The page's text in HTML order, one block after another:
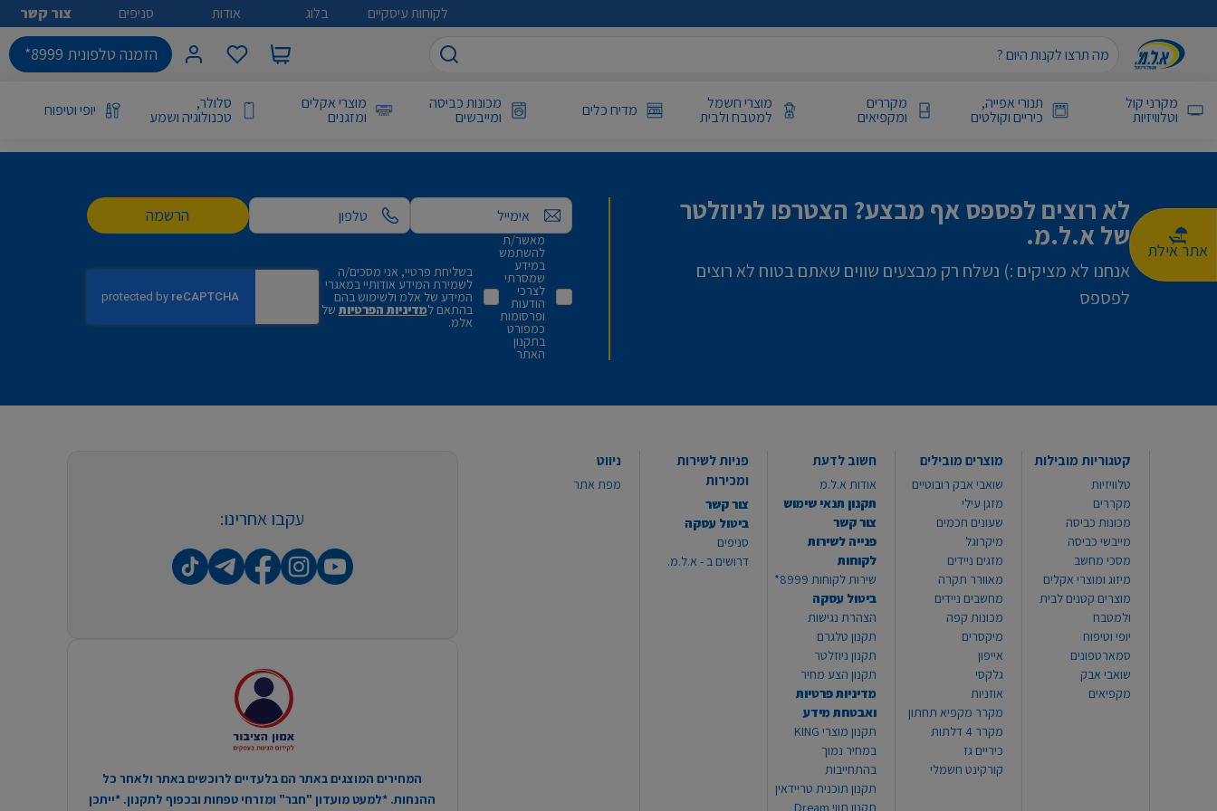
אתר אילת
לקוחות עיסקיים בלוג אודות סניפים צור קשר
הזמנה טלפונית 8999*
מקרני קול
וטלוויזיות
תנורי אפייה,
כיריים וקולטים
מקררים
ומקפיאים
מוצרי חשמל
למטבח ולבית מדיח כלים מכונות כביסה
ומייבשים
מוצרי אקלים
ומזגנים
סלולר,
טכנולוגיה ושמע יופי וטיפוח
לא רוצים לפספס אף מבצע? הצטרפו לניוזלטר
של א.ל.מ.
אנחנו לא מציקים :) נשלח רק מבצעים שווים שאתם בטוח לא רוצים
לפספס
אימייל הרשמה
מאשר/ת
להשתמש
במידע
שמסרתי
לצרכי
הודעות
ופרסומות
כמפורט
בתקנון
האתר
בשליחת פרטיי, אני מסכים/ה
לשמירת המידע אודותיי במאגרי
המידע של אלמ ולשימוש בהם
בהתאם למדיניות הפרטיות של
אלמ.
קטגוריות מובילות
טלוויזיות
מקררים
מכונות כביסה
מייבשי כביסה
מסכי מחשב
מיזוג ומוצרי אקלים
מוצרים קטנים לבית
ולמטבח
יופי וטיפוח
סמארטפונים
שואבי אבק
מקפיאים
מוצרים מובילים
שואבי אבק רובוטיים
מזגן עילי
שעונים חכמים
מיקרוגל
מזגים ניידים
מאוורר תקרה
מחשבים ניידים
מכונות קפה
מיקסרים
אייפון
גלקסי
אוזניות
מקרר מקפיא תחתון
מקרר 4 דלתות
כיריים גז
קורקינט חשמלי
חשוב לדעת
אודות א.ל.מ
תקנון תנאי שימוש
צור קשר
פנייה לשירות
לקוחות
שירות לקוחות 8999*
ביטול עסקה
הצהרת נגישות
תקנון טלגרם
תקנון ניוזלטר
תקנון הצע מחיר
מדיניות פרטיות
ואבטחת מידע
תקנון מוצרי KING
במחיר נמוך
בהתחייבות
תקנון תוכנית טריידאין
תקנון תווי Dream
פניות לשירות
ומכירות
צור קשר
ביטול עסקה
סניפים
דרושים ב - א.ל.מ.
ניווט
מפת אתר
עקבו אחרינו:
המחירים המוצגים באתר הם בלעדיים לרוכשים באתר ולאחר כל
ההנחות. *למעט מועדון "חבר" ומזרחי טפחות ובכפוף לתקנון. *ייתכן